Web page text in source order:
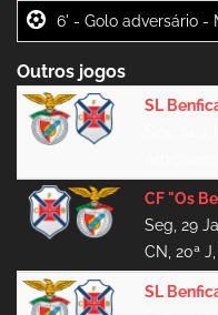
6' -
Outros jogos
SL
CF "Os
Seg, 29
CN, 20ª
SL